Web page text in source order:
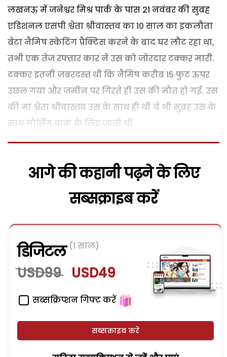
लखनऊ में जनेश्वर मिश्र पार्क के पास 21 नवंबर की सुबह
एडिशनल एसपी श्वेता श्रीवास्तव का 10 साल का इकलौता
बेटा नैमिष स्केटिंग प्रैक्टिस करने के बाद घर लौट रहा था,
तभी एक तेज रफ्तार कार ने उस को जोरदार टक्कर मारी.
टक्कर इतनी जबरदस्त थी कि नैमिष करीब 15 फुट ऊपर
उछल गया और जमीन पर गिरते ही उस की मौत हो गई. उस
की मां श्वेता श्रीवास्तव उस के साथ ही थीं. वे भी सुबह उस के
साथ मौर्निंग वाक के लिए जाती थीं.
आगे की कहानी पढ़ने के लिए
सब्सक्राइब करें
डिजिटल (1 साल)
USD99 USD49
सब्सक्रिप्शन गिफ्ट करें
सब्सक्राइब करें